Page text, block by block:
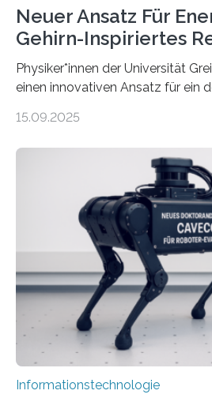
Neuer Ansatz Für
Gehirn-Inspiriertes
Physiker*innen der Universität
einen innovativen Ansatz für ein
Lösungsweg ist inspiriert vom
stellt die heutige
Herausforderungen.
Prozessoren stoßen an ihre
viel Energie, die Speicher- und
sind voneinander getrennt und
bremst komplexe Anwendungen
immer größer werden und
verarbeiten müssen, steigt der
Rechenarchitekturen. Neben
rücken dabei insbesondere…
15.09.2025
Informationstechnologie